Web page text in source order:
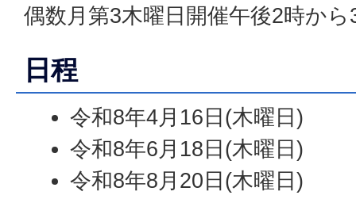
偶数月第3木曜日開催午後2時か
日程
令和8年4月16日(木曜日)
令和8年6月18日(木曜日)
令和8年8月20日(木曜日)